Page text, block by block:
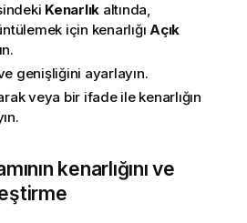
Kenarlık altında,
için kenarlığı Açık
genişliğini ayarlayın.
veya bir ifade ile kenarlığın
kenarlığını ve